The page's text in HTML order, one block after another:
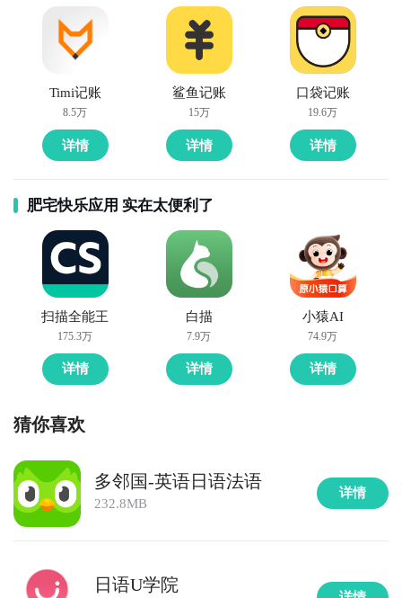
Timi记账
8.5万
详情
鲨鱼记账
15万
详情
口袋记账
19.6万
详情
肥宅快乐应用 实在太便利了
扫描全能王
175.3万
详情
白描
7.9万
详情
小猿AI
74.9万
详情
猜你喜欢
多邻国-英语日语法语
232.8MB
详情
日语U学院